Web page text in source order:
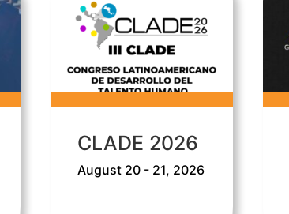
CLADE 2026
August 20 - 21, 2026